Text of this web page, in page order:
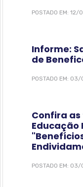
POSTADO EM:
Informe:
de
POSTADO EM:
Confira as
Educação
POSTADO EM: